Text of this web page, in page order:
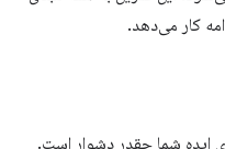
می‌دهد.
شما چقدر دشوار است.